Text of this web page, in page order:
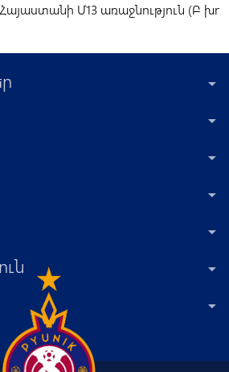
Հայաստանի Մ13 առաջնություն (Բ